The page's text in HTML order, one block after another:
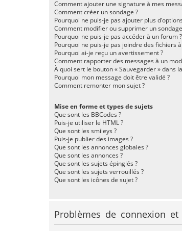
Comment ajouter une signature à mes
Comment créer un sondage ?
Pourquoi ne puis-je pas ajouter plus
Comment modifier ou supprimer un
Pourquoi ne puis-je pas accéder à un forum ?
Pourquoi ne puis-je pas joindre des fichiers
Pourquoi ai-je reçu un avertissement ?
Comment rapporter des messages à un
À quoi sert le bouton « Sauvegarder » dans
Pourquoi mon message doit être validé ?
Comment remonter mon sujet ?
Mise en forme et types de sujets
Que sont les BBCodes ?
Puis-je utiliser le HTML ?
Que sont les smileys ?
Puis-je publier des images ?
Que sont les annonces globales ?
Que sont les annonces ?
Que sont les sujets épinglés ?
Que sont les sujets verrouillés ?
Que sont les icônes de sujet ?
Problèmes de connexion et